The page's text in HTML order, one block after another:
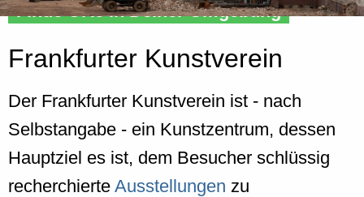
Finde Orte in Deiner Umgebung
Frankfurter Kunstverein
Der Frankfurter Kunstverein ist - nach
Selbstangabe - ein Kunstzentrum, dessen
Hauptziel es ist, dem Besucher schlüssig
recherchierte Ausstellungen zu
Recent Posts
Home